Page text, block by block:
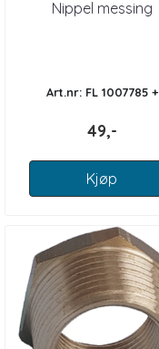
Nippel messing
Art.nr: FL 1007785 +
49,-
Kjøp